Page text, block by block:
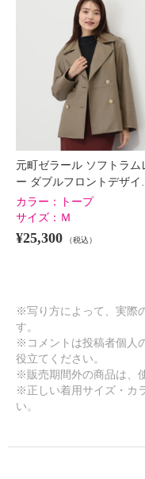
元町ゼラール ソフトラム
ー ダブルフロントデザ
カラー：
トープ
サイズ： Ｍ
¥25,300 （税込）
※写り方によって、実際
す。
※コメントは投稿者個人
役立てください。
※販売期間外の商品は、
※正しい着用サイズ・カ
い。